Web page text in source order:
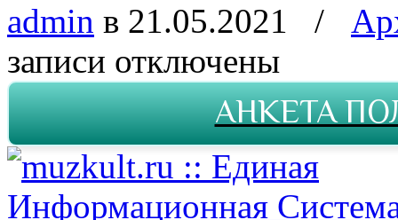
admin в 21.05.2021 /
записи отключены
АНКЕТА